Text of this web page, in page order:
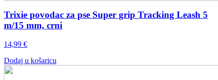
Trixie povodac za pse Super grip Tracking Leash 5
m/15 mm, crni
14,99 €
Dodaj u košaricu